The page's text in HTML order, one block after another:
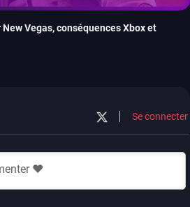
Vegas, conséquences Xbox et
Se connecter